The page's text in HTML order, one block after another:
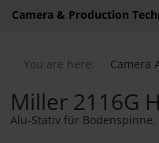
Camera & Production
You are here: Camera
Miller 2116G
Alu-Stativ für